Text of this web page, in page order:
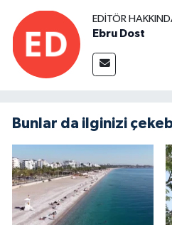
EDITÖR
Ebru Dost
Bunlar da ilginizi